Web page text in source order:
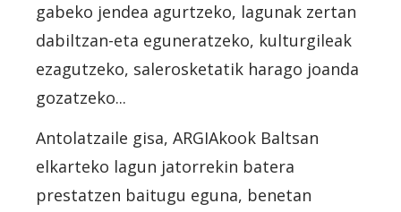
gabeko jendea agurtzeko, lagunak zertan
dabiltzan-eta eguneratzeko, kulturgileak
ezagutzeko, salerosketatik harago joanda
gozatzeko...
Antolatzaile gisa, ARGIAkook Baltsan
elkarteko lagun jatorrekin batera
prestatzen baitugu eguna, benetan